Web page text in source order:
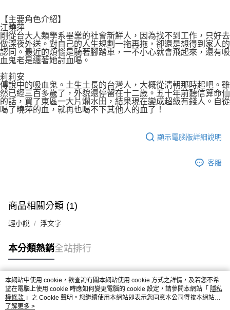
【主要角色介紹】
江曉萍
剛從台大人類學系畢業的社會新鮮人，因為找不到工作，只好去
做深夜外送。對自己的人生規劃一拖再拖，卻還是想得到家人的
認同。最近的煩惱是騎著腳踏車，一不小心就會飛起來，還有吸
血鬼老是纏著她討血喝。
莉莉安
傳說中的吸血鬼。土生土長的台灣人，大概從清朝那時起吧。雖
然已經三百多歲了，外貌還停留在十二歲。五十年前聽信算命仙
的話，買了東區一大片爛水田，結果現在變成超級有錢人。自從
喝了曉萍的血，就再也喝不下其他人的血了！
顯示電腦版詳細說明
客服
商品相關分類 (1)
輕小說 浮文字
本分類熱銷全站排行
熱門標籤
本網站中使用 cookie，欲查詢有關本網站使用 cookie 方式之詳情，及若您不希
望在電腦上使用 cookie 時應如何變更電腦的 cookie 設定，請參閱本網站「 隱私
權條款 」之 Cookie 聲明。您繼續使用本網站即表示您同意本公司得按本網站使
用條款之 Cookie 聲明使用 cookie。
了解更多 >